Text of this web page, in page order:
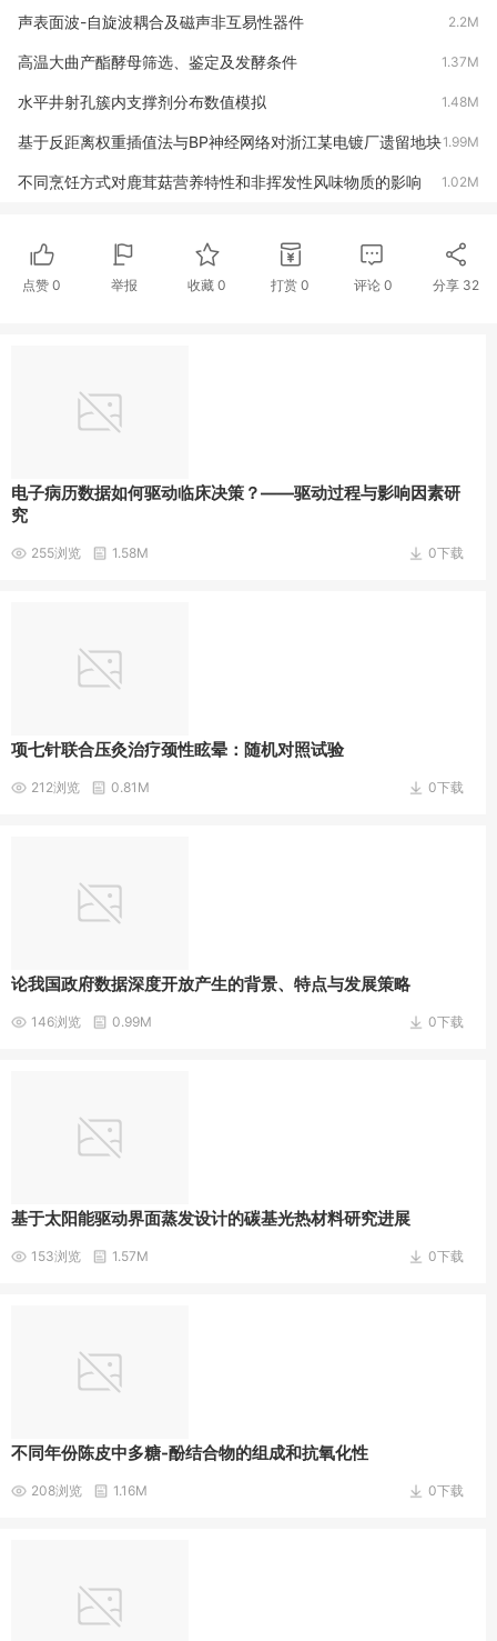
2.2M
声表面波-自旋波耦合及磁声非互易性器件
1.37M
高温大曲产酯酵母筛选、鉴定及发酵条件
1.48M
水平井射孔簇内支撑剂分布数值模拟
1.99M
基于反距离权重插值法与BP神经网络对浙江某电镀厂遗留地块
土壤重金属健康风险评价及预测 1.02M
不同烹饪方式对鹿茸菇营养特性和非挥发性风味物质的影响
1.74M
纵向约束视角下微博反腐的互动逻辑——结合大数据与深度案
电容去离子脱盐电极材料的研究进展
1.24M
高强钢绞线网增强工程水泥基复合材料加固损伤RC梁受弯裂
缓释作用对三价锰-焦磷酸盐/亚硫酸盐体系氧化效能的影响
基于红外LED线型标靶的掘进机视觉定位方法研究
1.1M
猪笼液蛋白酶消减牛乳蛋白致敏表位的研究
点赞 0 举报 收藏0 打赏 0 评论 0 分享 32
电子病历数据如何驱动临床决策？——驱动过程与影响因素研
究
0下载
255浏览 1.58M
项七针联合压灸治疗颈性眩晕：随机对照试验
0下载
212浏览 0.81M
论我国政府数据深度开放产生的背景、特点与发展策略
0下载
146浏览 0.99M
基于太阳能驱动界面蒸发设计的碳基光热材料研究进展
0下载
153浏览 1.57M
不同年份陈皮中多糖-酚结合物的组成和抗氧化性
0下载
208浏览 1.16M